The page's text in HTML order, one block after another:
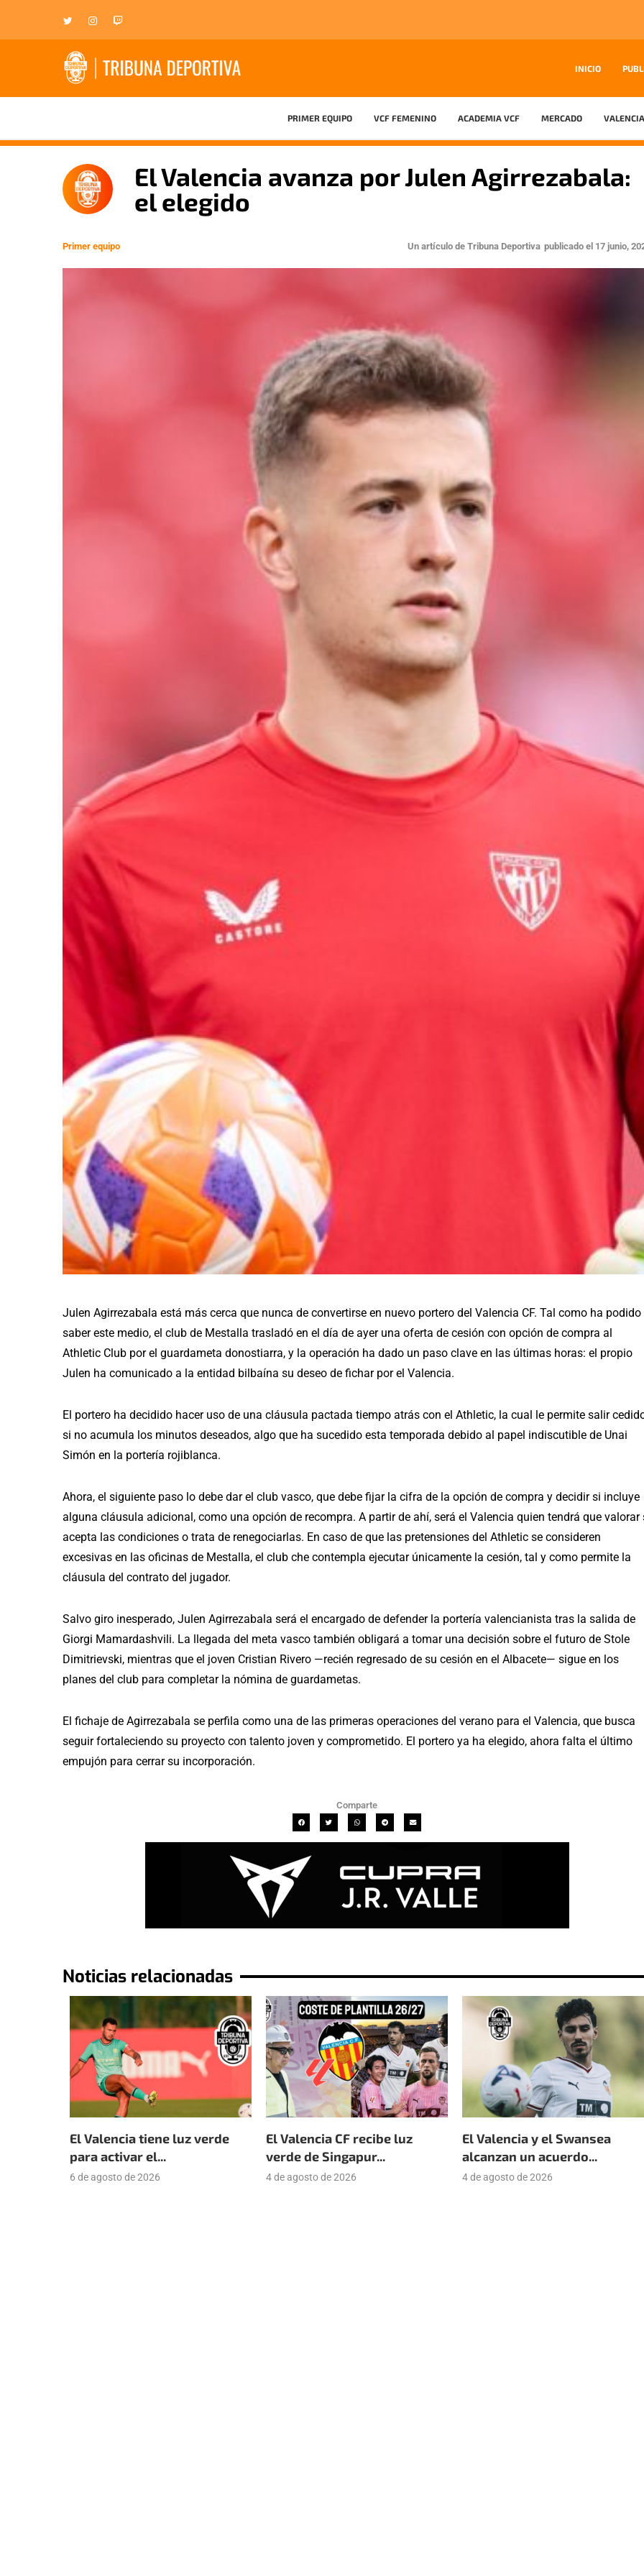
INICIO
PRIMER EQUIPO VCF FEMENINO ACADEMIA VCF MERCADO
El Valencia avanza por Julen Agirrezabala:
el elegido
Primer equipo Un artículo de Tribuna Deportiva publicado el 17 junio,
Julen Agirrezabala está más cerca que nunca de convertirse en nuevo portero del Valencia CF. Tal como ha podido
saber este medio, el club de Mestalla trasladó en el día de ayer una oferta de cesión con opción de compra al
Athletic Club por el guardameta donostiarra, y la operación ha dado un paso clave en las últimas horas: el propio
Julen ha comunicado a la entidad bilbaína su deseo de fichar por el Valencia.
El portero ha decidido hacer uso de una cláusula pactada tiempo atrás con el Athletic, la cual le permite salir
si no acumula los minutos deseados, algo que ha sucedido esta temporada debido al papel indiscutible de Unai
Simón en la portería rojiblanca.
Ahora, el siguiente paso lo debe dar el club vasco, que debe fijar la cifra de la opción de compra y decidir si incluye
alguna cláusula adicional, como una opción de recompra. A partir de ahí, será el Valencia quien tendrá que valorar
acepta las condiciones o trata de renegociarlas. En caso de que las pretensiones del Athletic se consideren
excesivas en las oficinas de Mestalla, el club che contempla ejecutar únicamente la cesión, tal y como permite la
cláusula del contrato del jugador.
Salvo giro inesperado, Julen Agirrezabala será el encargado de defender la portería valencianista tras la salida de
Giorgi Mamardashvili. La llegada del meta vasco también obligará a tomar una decisión sobre el futuro de Stole
Dimitrievski, mientras que el joven Cristian Rivero —recién regresado de su cesión en el Albacete— sigue en los
planes del club para completar la nómina de guardametas.
El fichaje de Agirrezabala se perfila como una de las primeras operaciones del verano para el Valencia, que busca
seguir fortaleciendo su proyecto con talento joven y comprometido. El portero ya ha elegido, ahora falta el último
empujón para cerrar su incorporación.
Comparte
Noticias relacionadas
El Valencia tiene luz verde
para activar el...
6 de agosto de 2026
El Valencia CF recibe luz
verde de Singapur...
4 de agosto de 2026
El Valencia y el Swansea
alcanzan un acuerdo...
4 de agosto de 2026